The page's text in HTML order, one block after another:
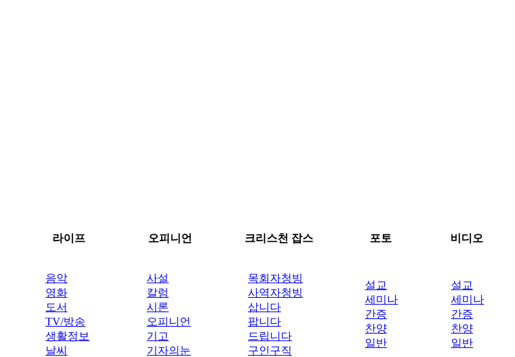
라이프 오피니언 크리스천 잡스 포토 비디오
음악
영화
도서
TV/방송
생활정보
날씨
사설
칼럼
시론
오피니언
기고
기자의눈
목회자청빙
사역자청빙
삽니다
팝니다
드립니다
구인구직
설교
세미나
간증
찬양
일반
설교
세미나
간증
찬양
일반